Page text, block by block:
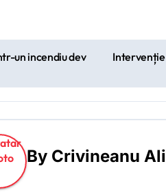
un incendiu dev
Intervenție
By Crivineanu